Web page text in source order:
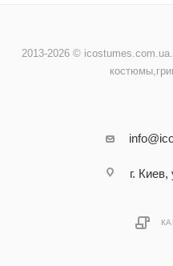
2013-2026 ©
г.